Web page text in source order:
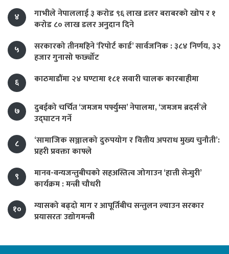
४
गाभीले नेपाललाई ३ करोड ९६ लाख डलर बराबरको खोप र १
करोड ८० लाख डलर अनुदान दिने
५
सरकारको तीनमहिने ‘रिपोर्ट कार्ड’ सार्वजनिक : ३८४ निर्णय, ३२
हजार गुनासो फर्छ्योट
६
काठमाडौंमा २४ घण्टामा १८१ सवारी चालक कारबाहीमा
७
दुबईको चर्चित ‘जमजम पर्फ्युम्स’ नेपालमा, ‘जमजम ब्रदर्स’ले
उद्घाटन गर्ने
८
‘सामाजिक सञ्जालको दुरुपयोग र वित्तीय अपराध मुख्य चुनौती’:
प्रहरी प्रवक्ता काफ्ले
९
मानव-वन्यजन्तुबीचको सहअस्तित्व जोगाउन ‘हात्ती सेन्चुरी’
कार्यक्रम : मन्त्री चौधरी
१०
ग्यासको बढ्दो माग र आपूर्तिबीच सन्तुलन ल्याउन सरकार
प्रयासरतः उद्योगमन्त्री